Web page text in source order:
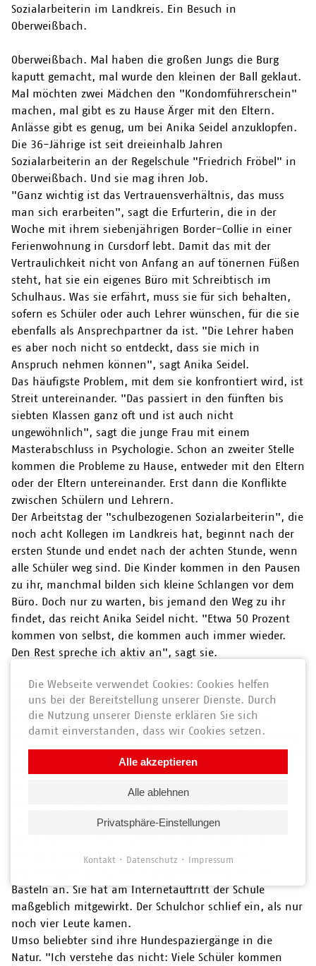
Sozialarbeiterin im Landkreis. Ein Besuch in
Oberweißbach.
Oberweißbach. Mal haben die großen Jungs die Burg
kaputt gemacht, mal wurde den kleinen der Ball geklaut.
Mal möchten zwei Mädchen den "Kondomführerschein"
machen, mal gibt es zu Hause Ärger mit den Eltern.
Anlässe gibt es genug, um bei Anika Seidel anzuklopfen.
Die 36-Jährige ist seit dreieinhalb Jahren
Sozialarbeiterin an der Regelschule "Friedrich Fröbel" in
Oberweißbach. Und sie mag ihren Job.
"Ganz wichtig ist das Vertrauensverhältnis, das muss
man sich erarbeiten", sagt die Erfurterin, die in der
Woche mit ihrem siebenjährigen Border-Collie in einer
Ferienwohnung in Cursdorf lebt. Damit das mit der
Vertraulichkeit nicht von Anfang an auf tönernen Füßen
steht, hat sie ein eigenes Büro mit Schreibtisch im
Schulhaus. Was sie erfährt, muss sie für sich behalten,
sofern es Schüler oder auch Lehrer wünschen, für die sie
ebenfalls als Ansprechpartner da ist. "Die Lehrer haben
es aber noch nicht so entdeckt, dass sie mich in
Anspruch nehmen können", sagt Anika Seidel.
Das häufigste Problem, mit dem sie konfrontiert wird, ist
Streit untereinander. "Das passiert in den fünften bis
siebten Klassen ganz oft und ist auch nicht
ungewöhnlich", sagt die junge Frau mit einem
Masterabschluss in Psychologie. Schon an zweiter Stelle
kommen die Probleme zu Hause, entweder mit den Eltern
oder der Eltern untereinander. Erst dann die Konflikte
zwischen Schülern und Lehrern.
Der Arbeitstag der "schulbezogenen Sozialarbeiterin", die
noch acht Kollegen im Landkreis hat, beginnt nach der
ersten Stunde und endet nach der achten Stunde, wenn
alle Schüler weg sind. Die Kinder kommen in den Pausen
zu ihr, manchmal bilden sich kleine Schlangen vor dem
Büro. Doch nur zu warten, bis jemand den Weg zu ihr
findet, das reicht Anika Seidel nicht. "Etwa 50 Prozent
kommen von selbst, die kommen auch immer wieder.
Den Rest spreche ich aktiv an", sagt sie.
Freiwilligkeit, Vertraulichkeit, Kostenfreiheit,
Unabhängigkeit und Neutralität sind die Grundsätze
ihrer Arbeit, zu der auch Gespräche mit Eltern und
Lehrern und eine umfangreiche Dokumentation gehören.
Ihrer Schätzung nach hat sie mit rund 80 der knapp 200
Schüler an der Oberweißbacher Regelschule Kontakt.
Sie bietet in drei Klassen mit je einer Wochenstunde
Programm über soziales Lernen, bei dem es um Dinge
Feedback geht. Seit drei Jahren hält sie flexible
Basteln an. Sie hat am Internetauftritt der Schule
maßgeblich mitgewirkt. Der Schulchor schlief ein, als nur
noch vier Leute kamen.
Umso beliebter sind ihre Hundespaziergänge in die
Natur. "Ich verstehe das nicht: Viele Schüler kommen
Die Webseite verwendet Cookies: Cookies helfen
uns bei der Bereitstellung unserer Dienste. Durch
die Nutzung unserer Dienste erklären Sie sich
damit einverstanden, dass wir Cookies setzen.
Alle akzeptieren
Alle ablehnen
Privatsphäre-Einstellungen
Kontakt Datenschutz Impressum